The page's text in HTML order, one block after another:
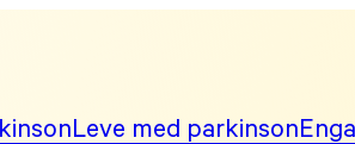
Leve med parkinson